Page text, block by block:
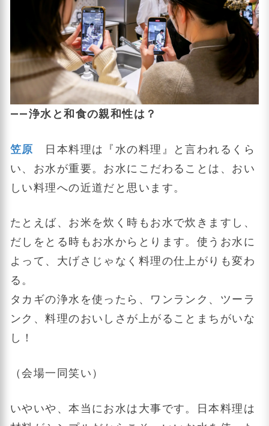
――浄水と和食の親和性は？
笠原 日本料理は『水の料理』と言われるくら
い、お水が重要。お水にこだわることは、おい
しい料理への近道だと思います。
たとえば、お米を炊く時もお水で炊きますし、
だしをとる時もお水からとります。使うお水に
よって、大げさじゃなく料理の仕上がりも変わ
る。
タカギの浄水を使ったら、ワンランク、ツーラ
ンク、料理のおいしさが上がることまちがいな
し！
（会場一同笑い）
いやいや、本当にお水は大事です。日本料理は